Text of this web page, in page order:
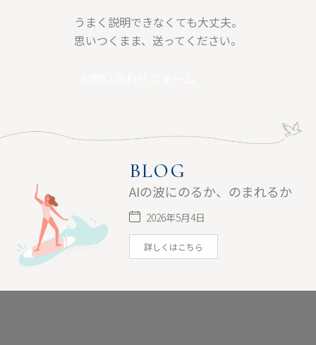
うまく説明できなくても大丈夫。
思いつくまま、送ってください。
BLOG
AIの波にのるか、のまれるか​
2026年5月4日
詳しくはこちら